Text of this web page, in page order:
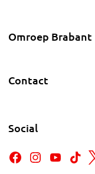
Omroep Brabant
Contact
Social